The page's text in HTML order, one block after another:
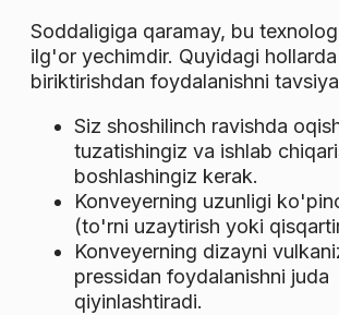
Soddaligiga qaramay, bu
ilg'or yechimdir. Quyidagi
biriktirishdan foydalanishni
Siz shoshilinch ravishda
tuzatishingiz va ishlab
boshlashingiz kerak.
Konveyerning uzunligi
(to'rni uzaytirish yoki
Konveyerning dizayni
pressidan foydalanishni juda
qiyinlashtiradi.